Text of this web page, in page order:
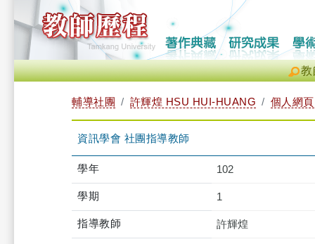
教
輔導社團 許輝煌 HSU HUI-HUANG 個人網頁
資訊學會 社團指導教師
學年 102
學期 1
指導教師 許輝煌